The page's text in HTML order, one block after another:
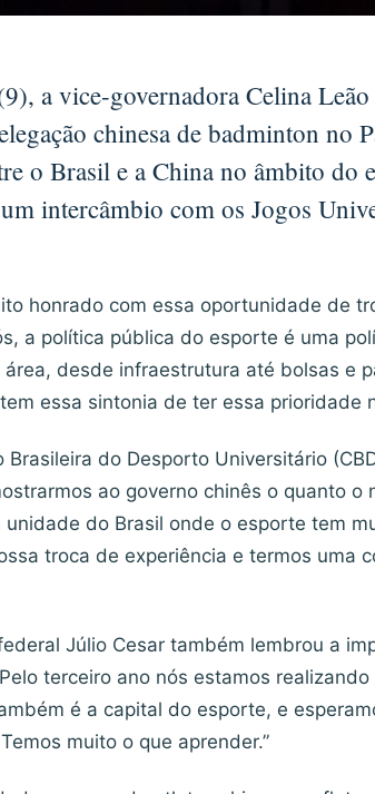
a vice-governadora Celina Leão
chinesa de badminton no
o Brasil e a China no âmbito do
intercâmbio com os Jogos
honrado com essa oportunidade de
a política pública do esporte é uma
desde infraestrutura até bolsas e
essa sintonia de ter essa prioridade
do Desporto Universitário
ao governo chinês o quanto o
unidade do Brasil onde o esporte tem
troca de experiência e termos uma
Júlio Cesar também lembrou a
terceiro ano nós estamos realizando
é a capital do esporte, e
muito o que aprender.”